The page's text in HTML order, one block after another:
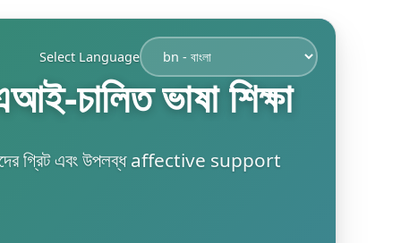
Select Language
চালিত ভাষা শিক্ষা
গ্রিট এবং উপলব্ধ affective support